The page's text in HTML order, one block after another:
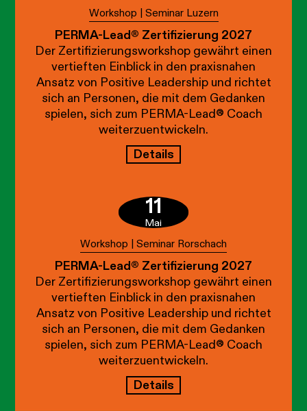
Workshop | Seminar Luzern
PERMA-Lead® Zertifizierung 2027
Der Zertifizierungsworkshop gewährt einen
vertieften Einblick in den praxisnahen
Ansatz von Positive Leadership und richtet
sich an Personen, die mit dem Gedanken
spielen, sich zum PERMA-Lead® Coach
weiterzuentwickeln.
Details
11
Mai
Workshop | Seminar Rorschach
PERMA-Lead® Zertifizierung 2027
Der Zertifizierungsworkshop gewährt einen
vertieften Einblick in den praxisnahen
Ansatz von Positive Leadership und richtet
sich an Personen, die mit dem Gedanken
spielen, sich zum PERMA-Lead® Coach
weiterzuentwickeln.
Details